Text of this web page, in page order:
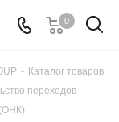
0
- Каталог товаров
переходов -